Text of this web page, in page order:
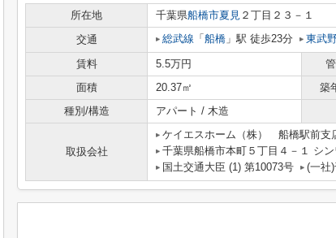
所在地 千葉県船橋市夏見 ２丁目２３－１
交通
総武線 「 船橋 」駅 徒歩23分 東武
賃料 5.5万円
面積
20.37㎡ 築
種別/構造
アパート / 木造
取扱会社
ケイエスホーム（株） 船橋駅前支
千葉県船橋市本町５丁目４－１ シ
国土交通大臣 (1) 第10073号
(一社